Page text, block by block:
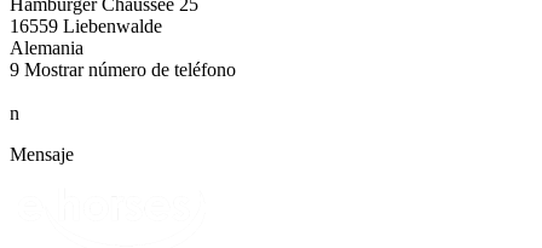
Hamburger Chaussee 25
16559 Liebenwalde
Alemania
9 Mostrar número de teléfono
n
Mensaje